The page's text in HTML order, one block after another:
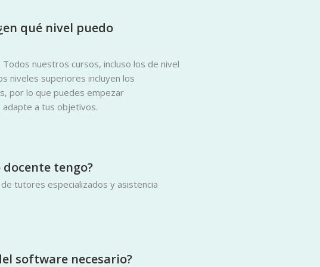
qué nivel puedo
nuestros cursos, incluso los de nivel
niveles superiores incluyen los
por lo que puedes empezar
a tus objetivos.
tengo?
tutores especializados y asistencia
software necesario?